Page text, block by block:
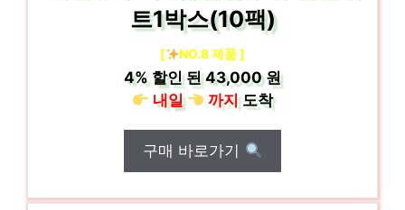
트1박스(10팩)
[ NO.8 제품 ]
4%할인 된43,000 원
내일
까지도착
구매 바로가기